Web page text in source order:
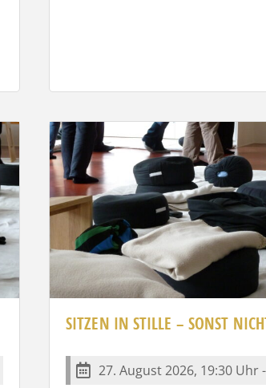
Favorit
SITZEN IN STILLE – SONST
27. August 2026, 19:30 Uhr